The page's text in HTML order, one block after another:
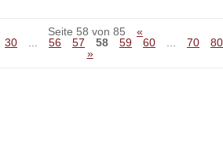
Seite 58 von 85
«
30 ... 56 57 58 59 60 ... 70
80
»